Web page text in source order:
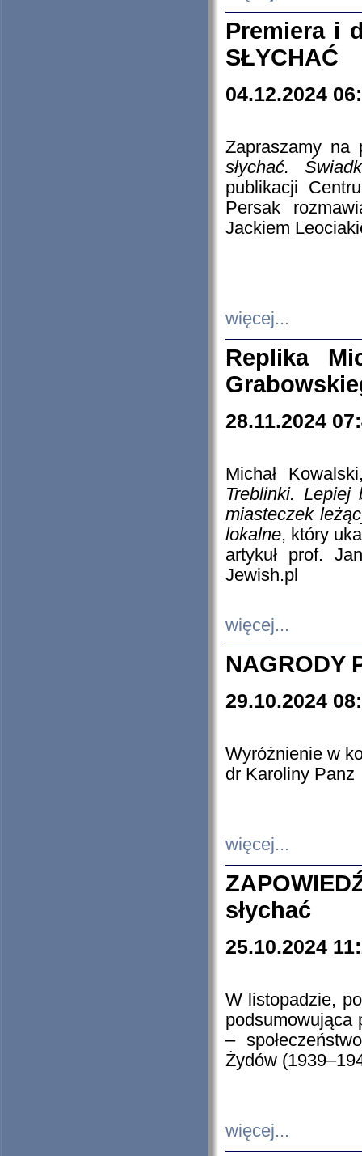
Premiera i
SŁYCHAĆ
04.12.2024
Zapraszamy
słychać.
publikacji
Persak
Jackiem
więcej...
Replika
28.11.2024
Michał
Treblinki. Lepiej
miasteczek
lokalne, który
artykuł prof.
Jewish.pl
więcej...
NAGRODY
29.10.2024
Wyróżnienie w
dr Karoliny Panz
więcej...
słychać
25.10.2024
W listopadzie,
podsumowująca
–
Żydów
więcej...